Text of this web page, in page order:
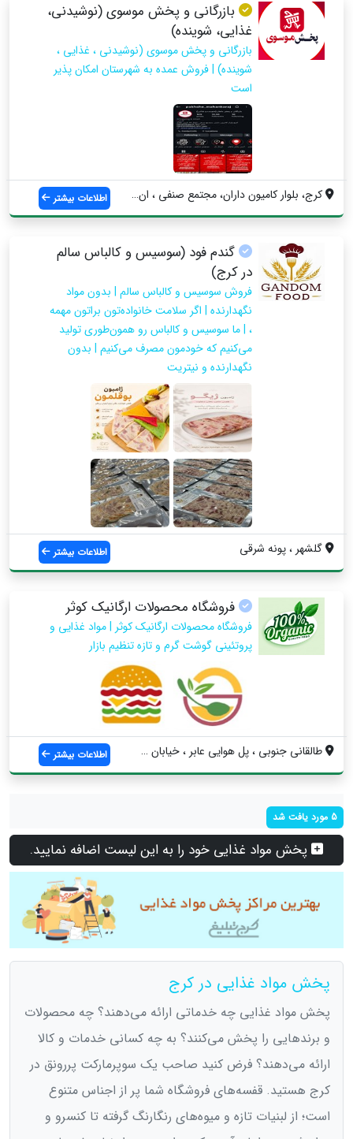
بازرگانی و پخش موسوی (نوشیدنی،
غذایی، شوینده)
بازرگانی و پخش موسوی (نوشیدنی ، غذایی ،
شوینده) | فروش عمده به شهرستان امکان پذیر
است
کرج، بلوار کامیون داران، مجتمع صنفی ، ان... اطلاعات بیشتر
گندم فود (سوسیس و کالباس سالم
در کرج)
فروش سوسیس و کالباس سالم | بدون مواد
نگهدارنده | اگر سلامت خانواده‌تون براتون مهمه
، | ما سوسیس و کالباس رو همون‌طوری تولید
می‌کنیم که خودمون مصرف می‌کنیم | بدون
نگهدارنده و نیتریت
گلشهر ، پونه شرقی اطلاعات بیشتر
فروشگاه محصولات ارگانیک کوثر
فروشگاه محصولات ارگانیک کوثر | مواد غذایی و
پروتئینی گوشت گرم و تازه تنظیم بازار
طالقانی جنوبی ، پل هوایی عابر ، خیابان ش... اطلاعات بیشتر
5 مورد یافت شد
پخش مواد غذایی خود را به این لیست اضافه نمایید.
پخش مواد غذایی در کرج
پخش مواد غذایی چه خدماتی ارائه می‌دهند؟ چه محصولات
و برندهایی را پخش می‌کنند؟ به چه کسانی خدمات و کالا
ارائه می‌دهند؟ فرض کنید صاحب یک سوپرمارکت پررونق در
کرج هستید. قفسه‌های فروشگاه شما پر از اجناس متنوع
است؛ از لبنیات تازه و میوه‌های رنگارنگ گرفته تا کنسرو و